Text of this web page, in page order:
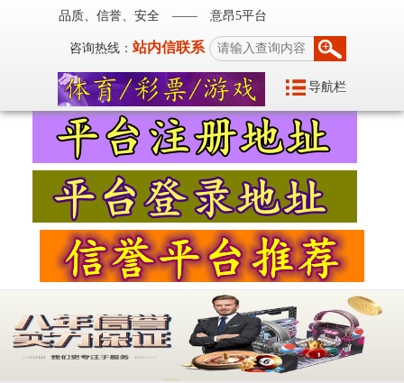
品质、信誉、安全 —— 意昂5平台
咨询热线：站内信联系
导航栏